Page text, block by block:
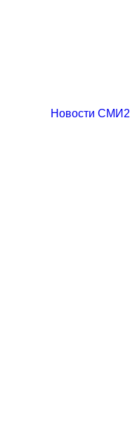
Новости СМИ2